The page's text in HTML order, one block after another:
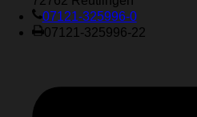
07121-325996-0
07121-325996-22